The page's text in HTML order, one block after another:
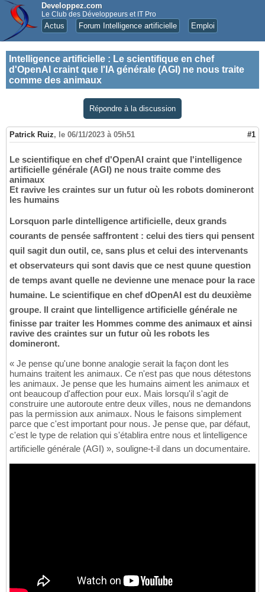
Developpez.com
Le Club des Développeurs et IT Pro
Actus Forum Intelligence artificielle Emploi
Intelligence artificielle : Le scientifique en chef
d'OpenAI craint que l'IA générale (AGI) ne nous traite
comme des animaux
Répondre à la discussion
Patrick Ruiz, le 06/11/2023 à 05h51 #1
Le scientifique en chef d'OpenAI craint que l'intelligence
artificielle générale (AGI) ne nous traite comme des
animaux
Et ravive les craintes sur un futur où les robots domineront
les humains
Lorsquon parle dintelligence artificielle, deux grands
courants de pensée saffrontent : celui des tiers qui pensent
quil sagit dun outil, ce, sans plus et celui des intervenants
et observateurs qui sont davis que ce nest quune question
de temps avant quelle ne devienne une menace pour la race
humaine. Le scientifique en chef dOpenAI est du deuxième
groupe. Il craint que lintelligence artificielle générale ne
finisse par traiter les Hommes comme des animaux et ainsi
ravive des craintes sur un futur où les robots les
domineront.
« Je pense qu'une bonne analogie serait la façon dont les
humains traitent les animaux. Ce n'est pas que nous détestons
les animaux. Je pense que les humains aiment les animaux et
ont beaucoup d'affection pour eux. Mais lorsqu'il s'agit de
construire une autoroute entre deux villes, nous ne demandons
pas la permission aux animaux. Nous le faisons simplement
parce que c'est important pour nous. Je pense que, par défaut,
c'est le type de relation qui s'établira entre nous et lintelligence
artificielle générale (AGI) », souligne-t-il dans un documentaire.